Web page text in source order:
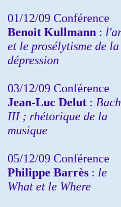
01/12/09 Conférence
Benoit Kullmann :
et le prosélytisme de la
dépression
03/12/09 Conférence
Jean-Luc Delut : Bach
III ; rhétorique de la
musique
05/12/09 Conférence
Philippe Barrès : le
What et le Where